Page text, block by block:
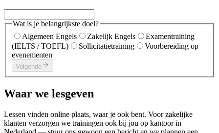
Wat is je belangrijkste doel?
Algemeen Engels
Zakelijk Engels
Examentraining
(IELTS / TOEFL)
Sollicitatietraining
Voorbereiding op
evenementen
Volgende
Waar we lesgeven
Lessen vinden online plaats, waar je ook bent. Voor zakelijke
klanten verzorgen we trainingen ook bij jou op kantoor in